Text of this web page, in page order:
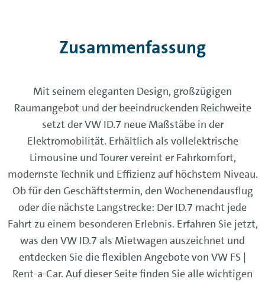
Zusammenfassung
Mit seinem eleganten Design, großzügigen
Raumangebot und der beeindruckenden Reichweite
setzt der VW ID.7 neue Maßstäbe in der
Elektromobilität. Erhältlich als vollelektrische
Limousine und Tourer vereint er Fahrkomfort,
modernste Technik und Effizienz auf höchstem Niveau.
Ob für den Geschäftstermin, den Wochenendausflug
oder die nächste Langstrecke: Der ID.7 macht jede
Fahrt zu einem besonderen Erlebnis. Erfahren Sie jetzt,
was den VW ID.7 als Mietwagen auszeichnet und
entdecken Sie die flexiblen Angebote von VW FS |
Rent-a-Car. Auf dieser Seite finden Sie alle wichtigen